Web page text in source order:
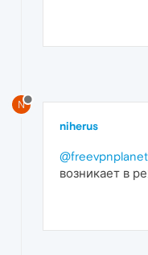
N
niherus
@freevpnplanet
возникает в